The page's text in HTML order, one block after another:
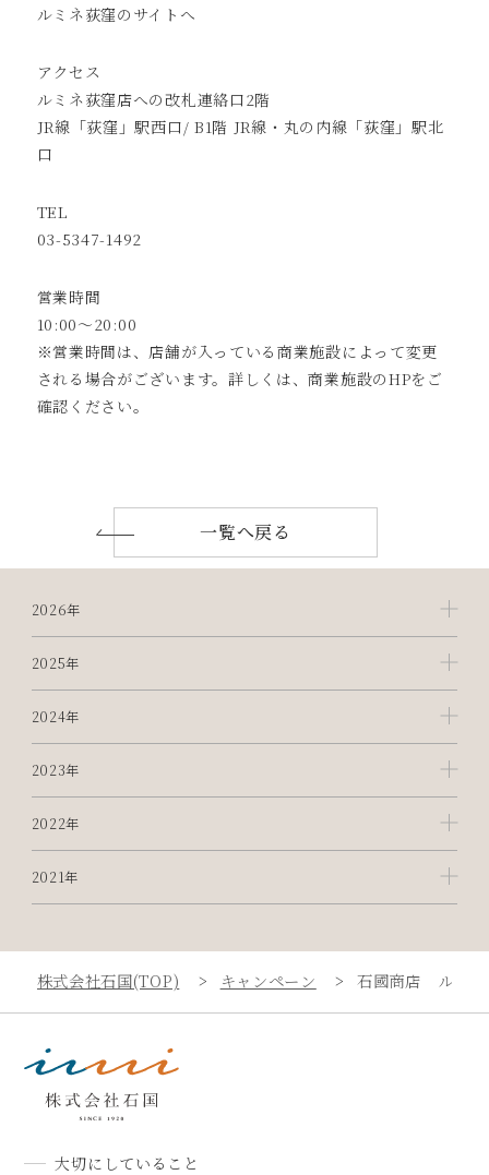
ルミネ荻窪のサイトへ
アクセス
ルミネ荻窪店への改札連絡口2階
JR線「荻窪」駅西口/ B1階 JR線・丸の内線「荻窪」駅北
口
TEL
03-5347-1492
営業時間
10:00～20:00
※営業時間は、店舗が入っている商業施設によって変更
される場合がございます。詳しくは、商業施設のHPをご
確認ください。
一覧へ戻る
2026年
2025年
2024年
2023年
2022年
2021年
株式会社石国(TOP) キャンペーン 石國商店 ルミネ
大切にしていること